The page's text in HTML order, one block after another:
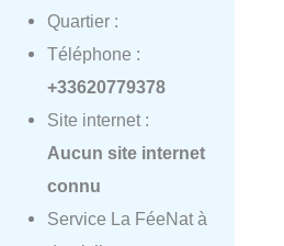
Quartier :
Téléphone :
+33620779378
Site internet :
Aucun site internet
connu
Service La FéeNat à